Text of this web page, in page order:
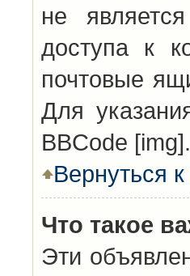
не
доступа к
почтовые
Для
BBCode [img].
Вернуться
Что такое
Эти